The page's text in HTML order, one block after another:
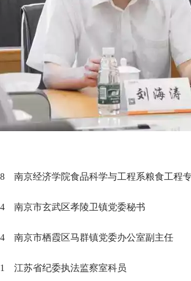
南京经济学院食品科学与工程系粮食工程
南京市玄武区孝陵卫镇党委秘书
南京市栖霞区马群镇党委办公室副主任
江苏省纪委执法监察室科员